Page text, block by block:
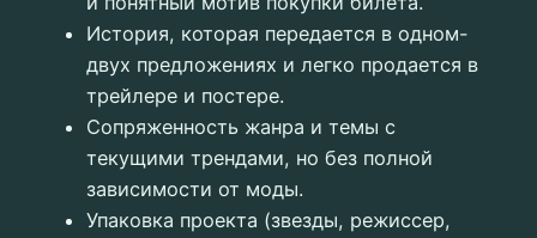
История, которая передается в одном-
двух предложениях и легко продается в
трейлере и постере.
Сопряженность жанра и темы с
текущими трендами, но без полной
зависимости от моды.
Упаковка проекта (звезды, режиссер,